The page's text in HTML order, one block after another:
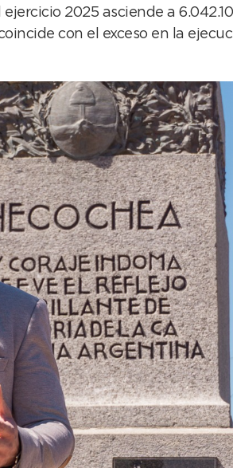
2025 asciende a
con el exceso en la